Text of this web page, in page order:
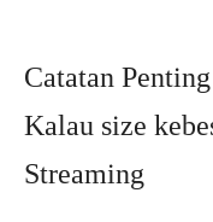
Catatan
Kalau size
Streaming